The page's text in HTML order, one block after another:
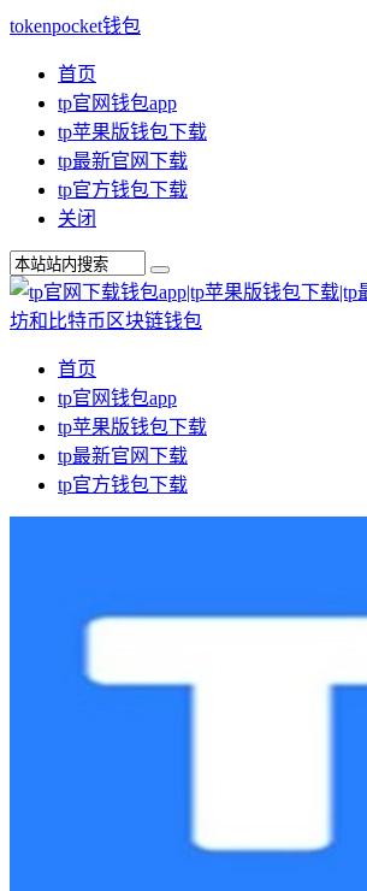
tokenpocket钱包
首页
tp官网钱包app
tp苹果版钱包下载
tp最新官网下载
tp官方钱包下载
关闭
首页
tp官网钱包app
tp苹果版钱包下载
tp最新官网下载
tp官方钱包下载